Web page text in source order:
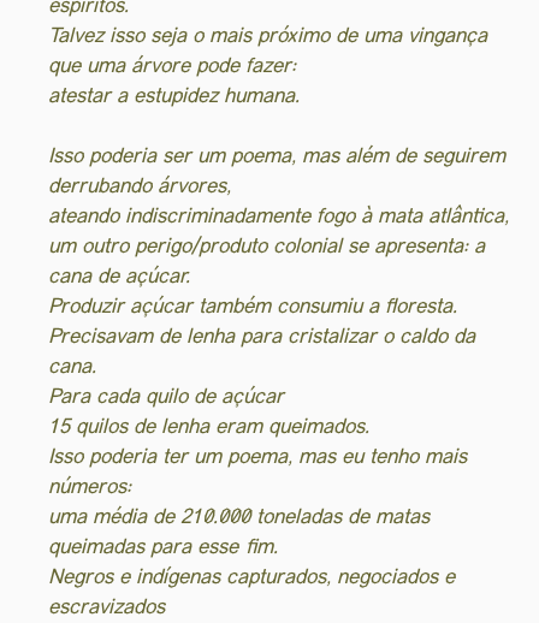
espíritos.
Talvez isso seja o mais próximo de uma vingança
que uma árvore pode fazer:
atestar a estupidez humana.
Isso poderia ser um poema, mas além de seguirem
derrubando árvores,
ateando indiscriminadamente fogo à mata atlântica,
um outro perigo/produto colonial se apresenta: a
cana de açúcar.
Produzir açúcar também consumiu a floresta.
Precisavam de lenha para cristalizar o caldo da
cana.
Para cada quilo de açúcar
15 quilos de lenha eram queimados.
Isso poderia ter um poema, mas eu tenho mais
números:
uma média de 210.000 toneladas de matas
queimadas para esse fim.
Negros e indígenas capturados, negociados e
escravizados